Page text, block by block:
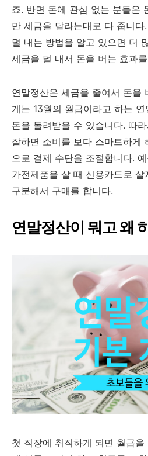
죠. 반면 돈에 관심 없는 분들은
만 세금을 달라는대로 다 줍니
덜 내는 방법을 알고 있으면 더
세금을 덜 내서 돈을 버는 효과
연말정산은 세금을 줄여서 돈을
게는 13월의 월급이라고 하는
돈을 돌려받을 수 있습니다. 따
잘하면 소비를 보다 스마트하게
으로 결제 수단을 조절합니다.
가전제품을 살 때 신용카드로
구분해서 구매를 합니다.
연말정산이 뭐고 왜
첫 직장에 취직하게 되면 월급